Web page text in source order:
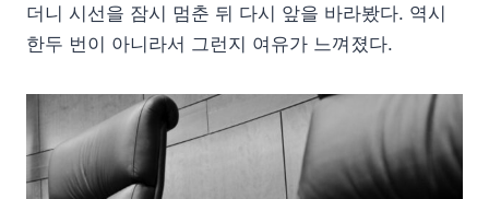
더니 시선을 잠시 멈춘 뒤 다시 앞을 바라봤다. 역시
한두 번이 아니라서 그런지 여유가 느껴졌다.